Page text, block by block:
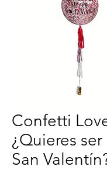
Confetti
¿Quieres ser
San